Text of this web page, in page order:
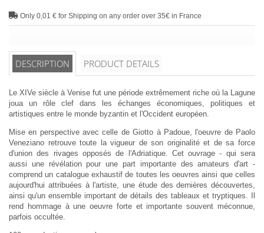
Only 0,01 € for Shipping on any order over 35€ in France
DESCRIPTION PRODUCT DETAILS
Le XIVe siècle à Venise fut une période extrêmement riche où la Lagune
joua un rôle clef dans les échanges économiques, politiques et
artistiques entre le monde byzantin et l'Occident européen.
Mise en perspective avec celle de Giotto à Padoue, l'oeuvre de Paolo
Veneziano retrouve toute la vigueur de son originalité et de sa force
d'union des rivages opposés de l'Adriatique. Cet ouvrage - qui sera
aussi une révélation pour une part importante des amateurs d'art -
comprend un catalogue exhaustif de toutes les oeuvres ainsi que celles
aujourd'hui attribuées à l'artiste, une étude des dernières découvertes,
ainsi qu'un ensemble important de détails des tableaux et tryptiques. Il
rend hommage à une oeuvre forte et importante souvent méconnue,
parfois occultée.